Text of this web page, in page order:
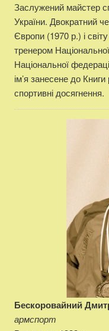
Заслужений майстер
України. Двократний
Європи (1970 р.) і
тренером
Національної
ім’я занесене до
спортивні досягнення.
Бескоровайний
армспорт